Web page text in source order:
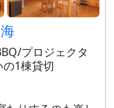
プロジェクタ
1棟貸切